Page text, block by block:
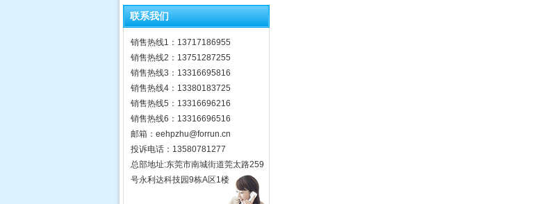
联系我们
销售热线1：13717186955
销售热线2：13751287255
销售热线3：13316695816
销售热线4：13380183725
销售热线5：13316696216
销售热线6：13316696516
邮箱：eehpzhu@for​run.cn
投诉电话：13580781277
总部地址:东莞市南城街道莞太路259
号永利达科技园9栋A区1楼